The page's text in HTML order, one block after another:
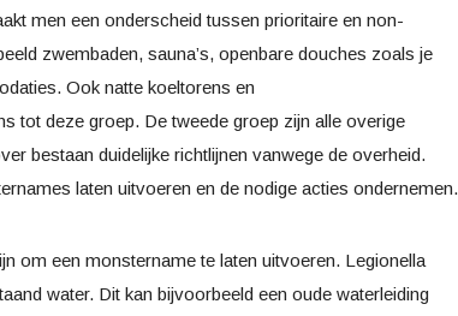
men een onderscheid tussen prioritaire en non-
zwembaden, sauna’s, openbare douches zoals je
Ook natte koeltorens en
tot deze groep. De tweede groep zijn alle overige
bestaan duidelijke richtlijnen vanwege de overheid.
laten uitvoeren en de nodige acties ondernemen.
om een monstername te laten uitvoeren. Legionella
water. Dit kan bijvoorbeeld een oude waterleiding